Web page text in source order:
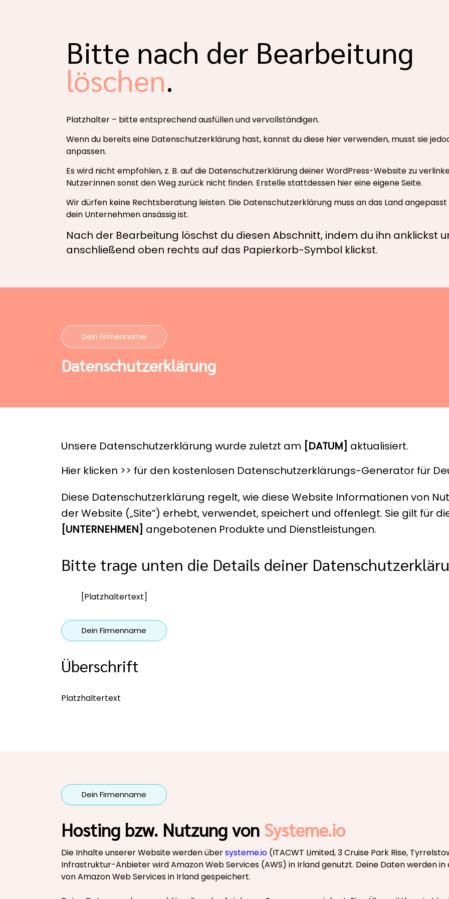
Bitte nach der Bearbeitung
löschen.
Platzhalter – bitte entsprechend ausfüllen und vervollständigen.
Wenn du bereits eine Datenschutzerklärung hast, kannst du diese hier verwenden, musst sie
anpassen.
Es wird nicht empfohlen, z. B. auf die Datenschutzerklärung deiner WordPress-Website zu
Nutzer:innen sonst den Weg zurück nicht finden. Erstelle stattdessen hier eine eigene Seite.
Wir dürfen keine Rechtsberatung leisten. Die Datenschutzerklärung muss an das Land
dein Unternehmen ansässig ist.
Nach der Bearbeitung löschst du diesen Abschnitt, indem du ihn anklickst
anschließend oben rechts auf das Papierkorb-Symbol klickst.
Dein Firmenname
Datenschutzerklärung
Unsere Datenschutzerklärung wurde zuletzt am [DATUM] aktualisiert.
Hier klicken >> für den kostenlosen Datenschutzerklärungs-Generator für
Diese Datenschutzerklärung regelt, wie diese Website Informationen von
der Website („Site“) erhebt, verwendet, speichert und offenlegt. Sie gilt für
[UNTERNEHMEN] angebotenen Produkte und Dienstleistungen.
Bitte trage unten die Details deiner
[Platzhaltertext]
Dein Firmenname
Überschrift
Platzhaltertext
Dein Firmenname
Hosting bzw. Nutzung von Systeme.io
Die Inhalte unserer Website werden übersysteme.io (ITACWT Limited, 3 Cruise Park Rise,
Infrastruktur-Anbieter wird Amazon Web Services (AWS) in Irland genutzt. Deine Daten werden
von Amazon Web Services in Irland gespeichert.